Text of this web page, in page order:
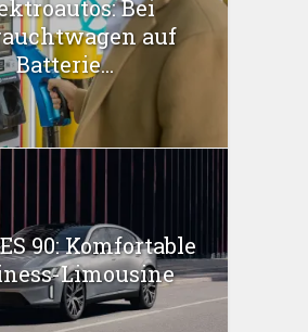
Bei
auf
Batterie...
90: Komfortable
Limousine